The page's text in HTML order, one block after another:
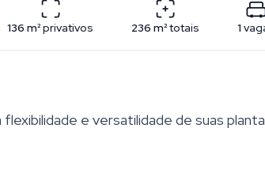
136 m²privativos 236 m²totais 1
e versatilidade de suas